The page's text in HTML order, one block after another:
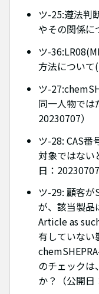
ツ-25:遵法判
やその関係に
ツ-
方法について
ツ-
同一人物では
20230707）
ツ-28: CAS番
対象ではない
日：20230707
ツ-29: 顧客が
が、該当製品
Article as
有していない
のチェックは
か？（公開日